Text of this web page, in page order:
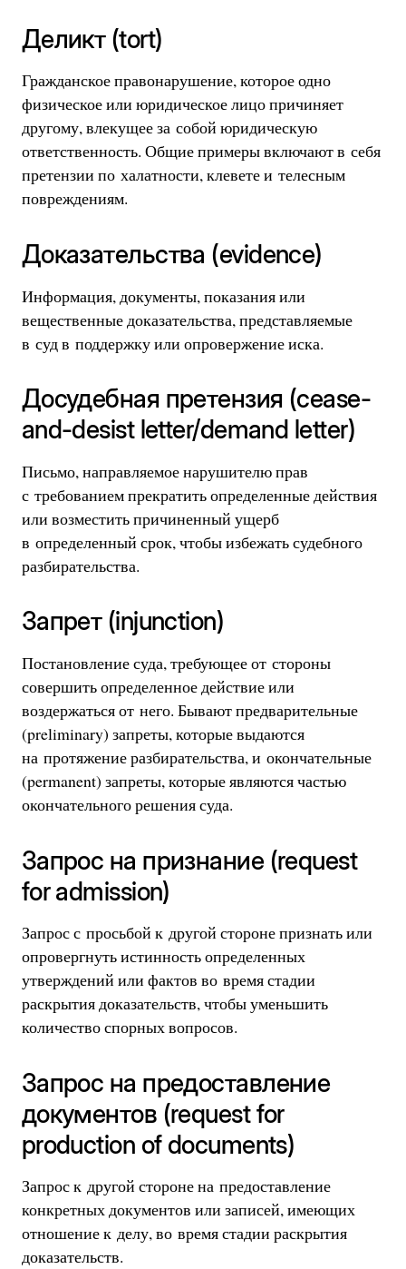
Деликт (tort)
Гражданское правонарушение, которое одно
физическое или юридическое лицо причиняет
другому, влекущее за собой юридическую
ответственность. Общие примеры включают в себя
претензии по халатности, клевете и телесным
повреждениям.
Доказательства (evidence)
Информация, документы, показания или
вещественные доказательства, представляемые
в суд в поддержку или опровержение иска.
Досудебная претензия (cease-
and-desist letter/demand letter)
Письмо, направляемое нарушителю прав
с требованием прекратить определенные действия
или возместить причиненный ущерб
в определенный срок, чтобы избежать судебного
разбирательства.
Запрет (injunction)
Постановление суда, требующее от стороны
совершить определенное действие или
воздержаться от него. Бывают предварительные
(preliminary) запреты, которые выдаются
на протяжение разбирательства, и окончательные
(permanent) запреты, которые являются частью
окончательного решения суда.
Запрос на признание (request
for admission)
Запрос с просьбой к другой стороне признать или
опровергнуть истинность определенных
утверждений или фактов во время стадии
раскрытия доказательств, чтобы уменьшить
количество спорных вопросов.
Запрос на предоставление
документов (request for
production of documents)
Запрос к другой стороне на предоставление
конкретных документов или записей, имеющих
отношение к делу, во время стадии раскрытия
доказательств.